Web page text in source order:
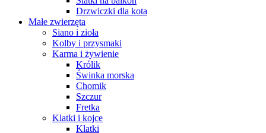
Drzwiczki dla kota
Małe zwierzęta
Siano i zioła
Kolby i przysmaki
Karma i żywienie
Królik
Świnka morska
Chomik
Szczur
Fretka
Klatki i kojce
Klatki